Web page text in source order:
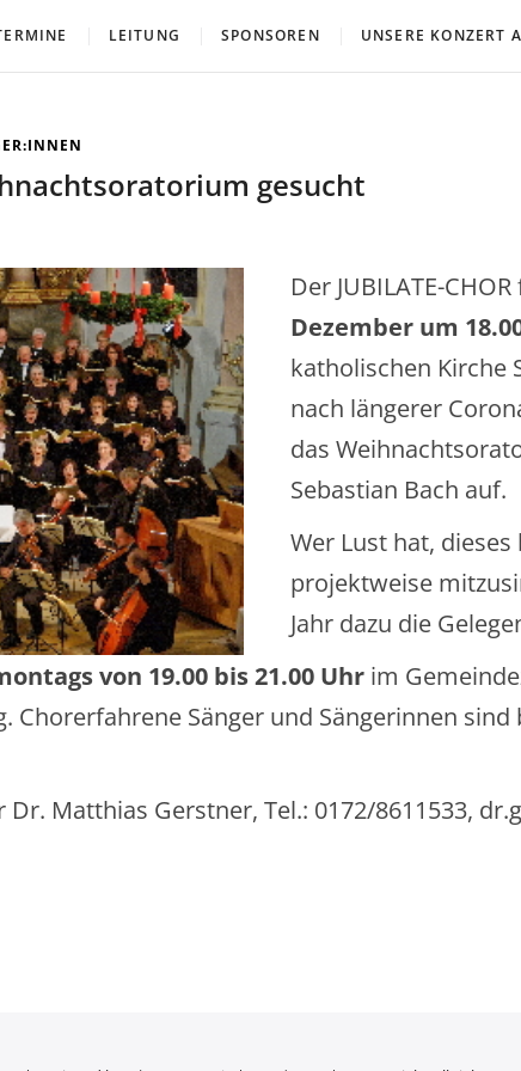
LEITUNG SPONSOREN UNSERE KONZERT
gesucht
Der JUBILATE-
Dezember um
katholischen Kirche
nach längerer
das
Sebastian Bach auf.
Wer Lust hat,
projektweise
Jahr dazu die
von 19.00 bis 21.00 Uhrim
Chorerfahrene Sänger und Sängerinnen
Matthias Gerstner, Tel.: 0172/8611533,